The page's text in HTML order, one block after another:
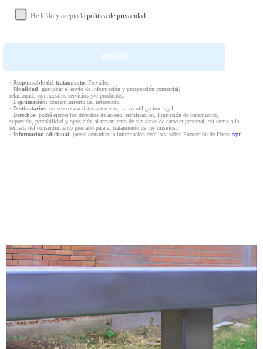
He leído y acepto la política de privacidad.
· Responsable del tratamiento: Fervalles
· Finalidad: gestionar el envío de información y prospección comercial,
relacionada con nuestros servicios y/o productos.
· Legitimación: consentimiento del interesado.
· Destinatarios: no se cederán datos a terceros, salvo obligación legal.
· Derechos: podrá ejercer los derechos de acceso, rectificación, limitación de tratamiento,
supresión, portabilidad y oposición al tratamiento de sus datos de carácter personal, así como a la
retirada del consentimiento prestado para el tratamiento de los mismos.
· Información adicional: puede consultar la información detallada sobre Protección de Datos aquí.